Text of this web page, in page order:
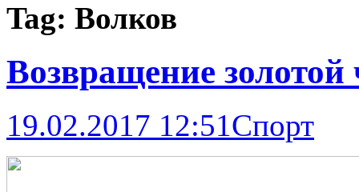
Tag: Волков
Возвращение золотой
19.02.2017 12:51Спорт